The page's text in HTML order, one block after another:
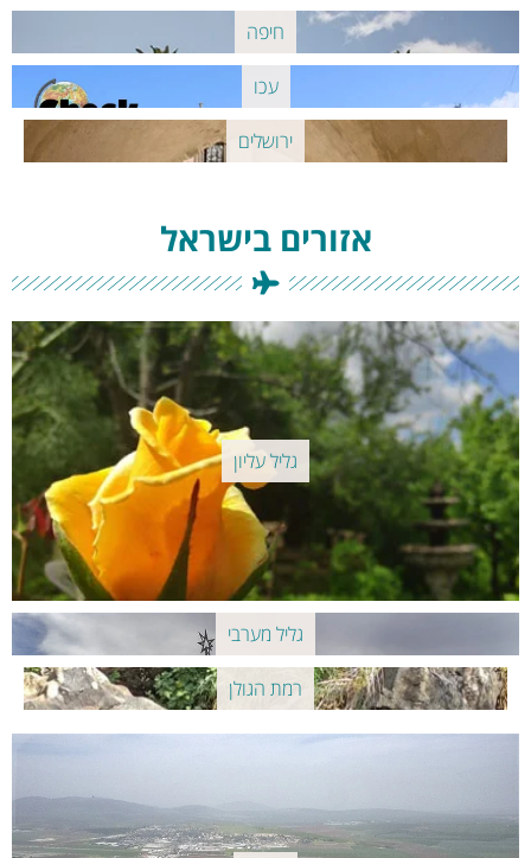
חיפה
עכו
ירושלים
אזורים בישראל
גליל עליון
גליל מערבי
רמת הגולן